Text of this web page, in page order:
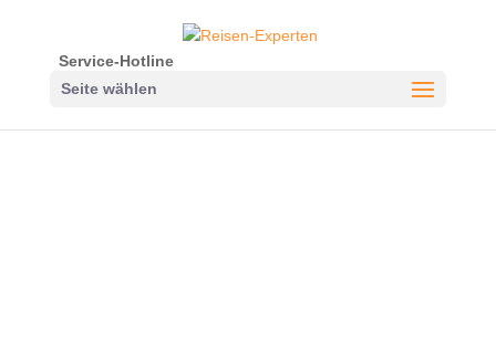
Service-Hotline
Seite wählen